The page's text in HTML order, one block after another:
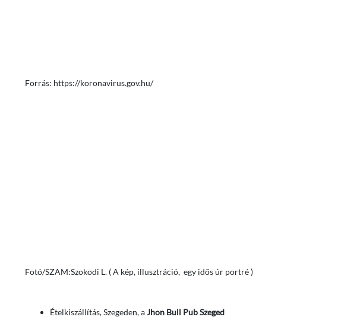
Forrás: https://koronavirus.gov.hu/
Fotó/SZAM:Szokodi L. ( A kép, illusztráció, egy idős úr portré )
Ételkiszállítás, Szegeden, aJhon Bull Pub Szeged